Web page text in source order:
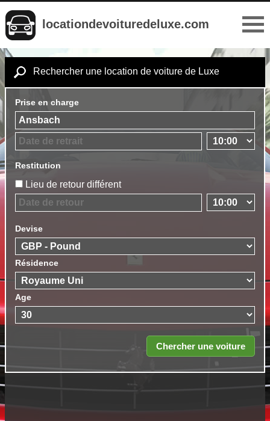
locationdevoituredeluxe.com
Rechercher une location de voiture de Luxe
Prise en charge
Restitution
Lieu de retour différent
Devise
Résidence
Age